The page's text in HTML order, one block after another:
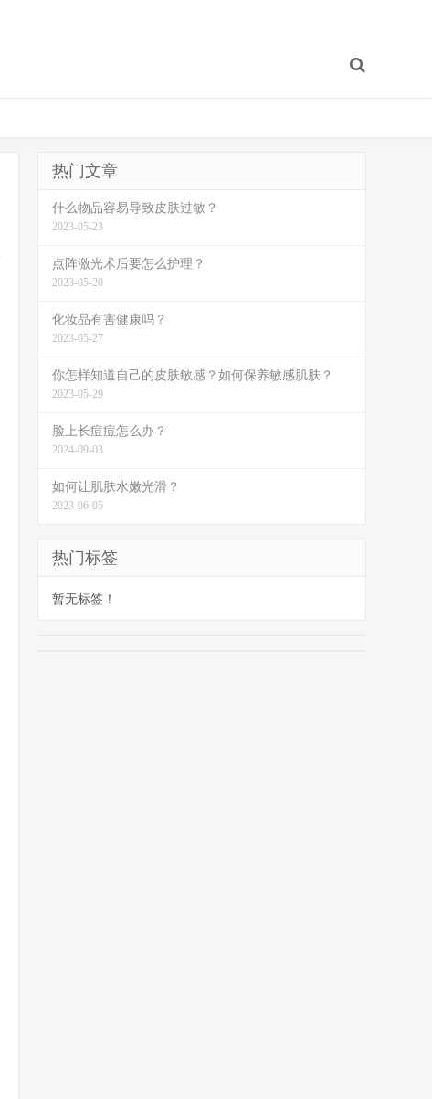
热门文章
什么物品容易导致皮肤过敏？
2023-05-23
点阵激光术后要怎么护理？
2023-05-20
化妆品有害健康吗？
2023-05-27
你怎样知道自己的皮肤敏感？如何保养敏感肌肤？
2023-05-29
脸上长痘痘怎么办？
2024-09-03
如何让肌肤水嫩光滑？
2023-06-05
热门标签
暂无标签！